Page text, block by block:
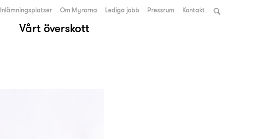
Vårt överskott
Inlämningsplatser Om Myrorna Lediga jobb Pressrum Kontakt